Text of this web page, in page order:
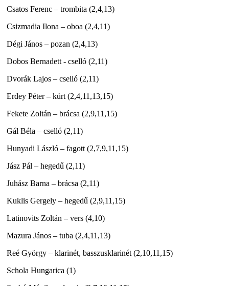
Csatos Ferenc – trombita (2,4,13)
Csizmadia Ilona – oboa (2,4,11)
Dégi János – pozan (2,4,13)
Dobos Bernadett - cselló (2,11)
Dvorák Lajos – cselló (2,11)
Erdey Péter – kürt (2,4,11,13,15)
Fekete Zoltán – brácsa (2,9,11,15)
Gál Béla – cselló (2,11)
Hunyadi László – fagott (2,7,9,11,15)
Jász Pál – hegedű (2,11)
Juhász Barna – brácsa (2,11)
Kuklis Gergely – hegedű (2,9,11,15)
Latinovits Zoltán – vers (4,10)
Mazura János – tuba (2,4,11,13)
Reé György – klarinét, basszusklarinét (2,10,11,15)
Schola Hungarica (1)